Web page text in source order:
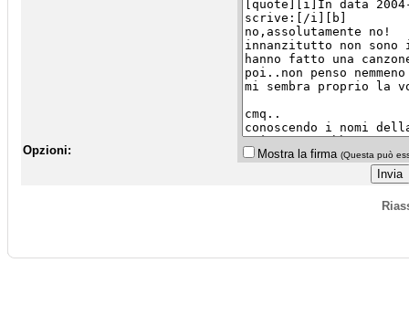
Opzioni: Mostra la firma (Questa può